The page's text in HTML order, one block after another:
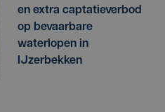
en extra captatieverbod
op bevaarbare
waterlopen in
IJzerbekken